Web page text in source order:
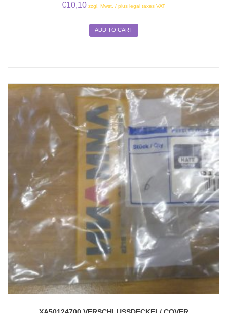
€10,10 zzgl. Mwst. / plus legal taxes VAT
ADD TO CART